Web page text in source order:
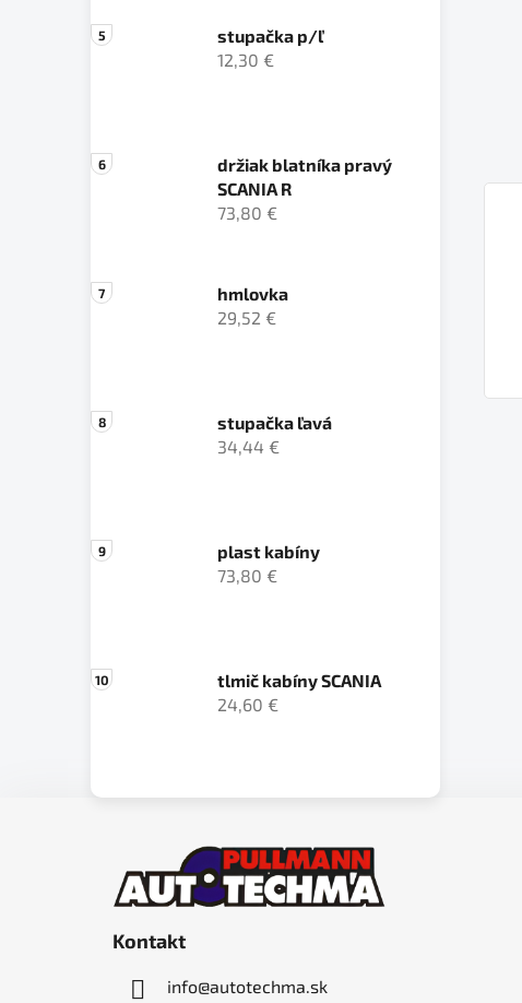
stupačka p/ľ
12,30 €
držiak blatníka pravý
SCANIA R
73,80 €
hmlovka
29,52 €
stupačka ľavá
34,44 €
plast kabíny
73,80 €
tlmič kabíny SCANIA
24,60 €
Kontakt
info@autotechma.sk